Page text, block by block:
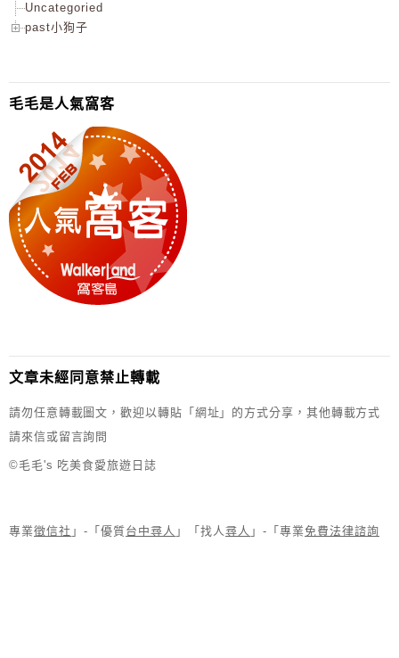
Uncategoried
past小狗子
毛毛是人氣窩客
文章未經同意禁止轉載
請勿任意轉載圖文，歡迎以轉貼「網址」的方式分享，其他轉載方式
請來信或留言詢問
©毛毛's 吃美食愛旅遊日誌
專業徵信社 」-「優質台中尋人 」「找人尋人 」-「專業免費法律諮詢